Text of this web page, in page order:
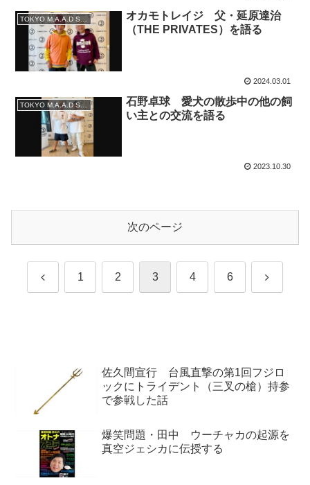
オカモトレイジ 父・延原達治
（THE PRIVATES）を語る
2024.03.01
TOKYO M.A.A.D SPIN
石野卓球 愛犬の散歩中の他の飼
い主との交流を語る
2023.10.30
次のページ
前 1 2 3 4 6 次
佐久間宣行 台風直撃の第1回フジロ
ックにトライデント（三叉の槍）持参
で参戦した話
爆笑問題・田中 ウーチャカの起源を
真空ジェシカに伝授する